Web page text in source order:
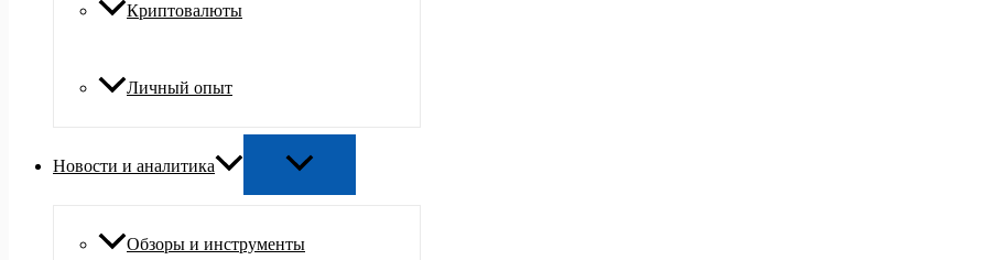
Криптовалюты
Личный опыт
Новости и аналитика
Обзоры и инструменты